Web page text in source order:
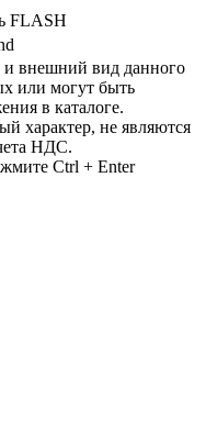
FLASH
и внешний вид данного
или могут быть
в каталоге.
характер, не являются
НДС.
Ctrl + Enter